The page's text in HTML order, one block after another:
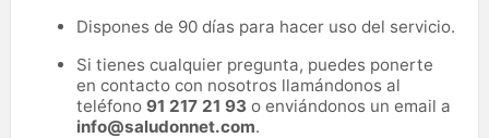
Dispones de 90 días para hacer uso del servicio.
Si tienes cualquier pregunta, puedes ponerte
en contacto con nosotros llamándonos al
teléfono 91 217 21 93 o enviándonos un email a
info@saludonnet.com.